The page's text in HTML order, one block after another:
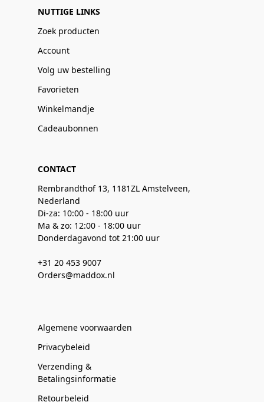
NUTTIGE LINKS
Zoek producten
Account
Volg uw bestelling
Favorieten
Winkelmandje
Cadeaubonnen
CONTACT
Rembrandthof 13, 1181ZL Amstelveen,
Nederland
Di-za: 10:00 - 18:00 uur
Ma & zo: 12:00 - 18:00 uur
Donderdagavond tot 21:00 uur
+31 20 453 9007
Orders@maddox.nl
Algemene voorwaarden
Privacybeleid
Verzending &
Betalingsinformatie
Retourbeleid